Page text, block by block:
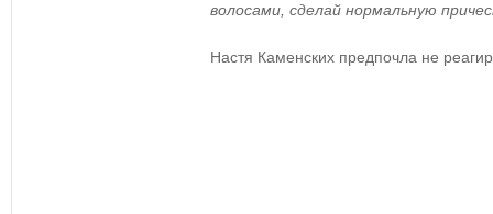
волосами, сделай нормальную
Настя Каменских предпочла не